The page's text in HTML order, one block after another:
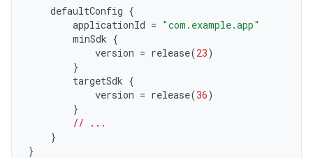
defaultConfig {
applicationId = "com.example.app"
minSdk {
version = release(23)
}
targetSdk {
version = release(36)
}
// ...
}
}